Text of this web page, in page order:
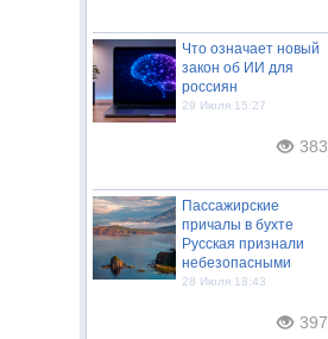
Что означает новый
закон об ИИ для
россиян
29 Июля 15:27
383
Пассажирские
причалы в бухте
Русская признали
небезопасными
28 Июля 18:43
397